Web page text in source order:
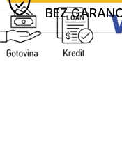
BEZ